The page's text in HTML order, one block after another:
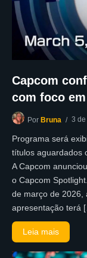
Capcom
com foco
Por Bruna 3
Programa será
títulos aguardados
A Capcom
o Capcom
de março de 2026,
apresentação terá
Leia mais